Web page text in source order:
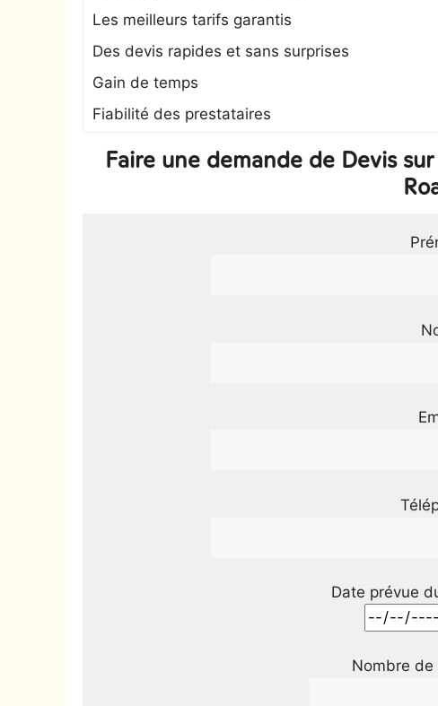
Les meilleurs tarifs garantis
Des devis rapides et sans surprises
Gain de temps
Fiabilité des prestataires
Faire une demande de Devis
Date prévue
Nombre